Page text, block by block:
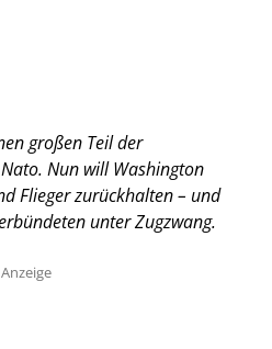
großen Teil der
Nun will Washington
Flieger zurückhalten – und
unter Zugzwang.
Anzeige